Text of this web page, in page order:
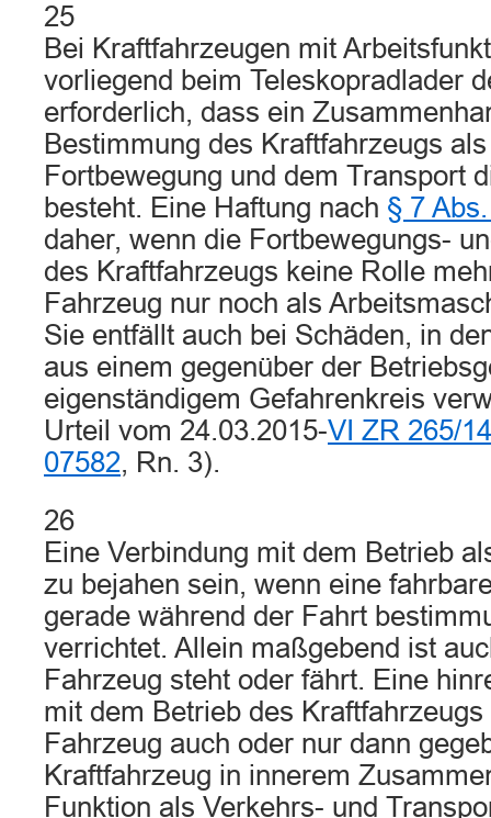
25
Bei Kraftfahrzeugen mit
vorliegend beim Teleskopradlader
erforderlich, dass ein
Bestimmung des Kraftfahrzeugs
Fortbewegung und dem Transport
besteht. Eine Haftung nach § 7
daher, wenn die Fortbewegungs-
des Kraftfahrzeugs keine Rolle
Fahrzeug nur noch als
Sie entfällt auch bei Schäden, in
aus einem gegenüber der
eigenständigem Gefahrenkreis
Urteil vom 24.03.2015-VI ZR 265/14
07582, Rn. 3).
26
Eine Verbindung mit dem Betrieb
zu bejahen sein, wenn eine
gerade während der Fahrt
verrichtet. Allein maßgebend ist
Fahrzeug steht oder fährt. Eine
mit dem Betrieb des
Fahrzeug auch oder nur dann
Kraftfahrzeug in innerem
Funktion als Verkehrs- und